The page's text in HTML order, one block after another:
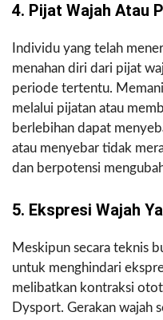
4. Pijat Wajah Atau
Individu yang telah
menahan diri dari pijat
periode tertentu.
melalui pijatan atau
berlebihan dapat
atau menyebar tidak
dan berpotensi
5. Ekspresi Wajah
Meskipun secara teknis
untuk menghindari
melibatkan kontraksi
Dysport. Gerakan wajah